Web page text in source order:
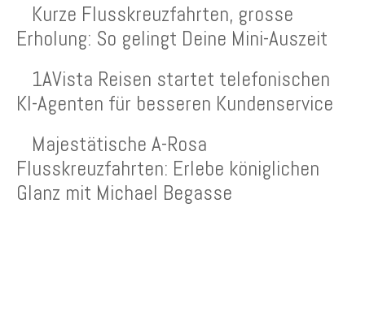
Kurze Flusskreuzfahrten, grosse
Erholung: So gelingt Deine Mini-Auszeit
1AVista Reisen startet telefonischen
KI-Agenten für besseren Kundenservice
Majestätische A-Rosa
Flusskreuzfahrten: Erlebe königlichen
Glanz mit Michael Begasse